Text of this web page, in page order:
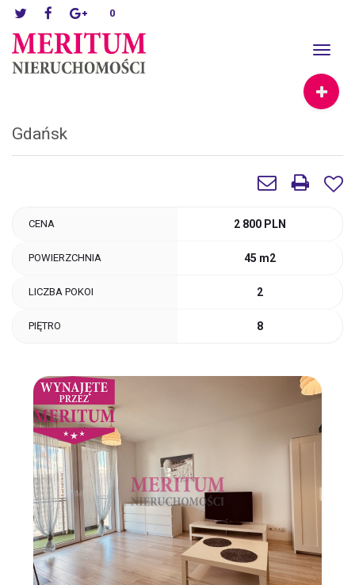
0
Toggle
Gdańsk
CENA 2 800 PLN
POWIERZCHNIA 45 m2
LICZBA POKOI 2
PIĘTRO 8